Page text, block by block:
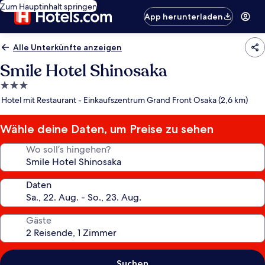
Zum Hauptinhalt springen
App herunterladen
Alle Unterkünfte anzeigen
Smile Hotel Shinosaka
3.0-
Sterne-
Hotel mit Restaurant - Einkaufszentrum Grand Front Osaka (2,6 km)
Wähle deine Daten, um Preise zu sehen
Wo soll’s hingehen?
Daten
Gäste